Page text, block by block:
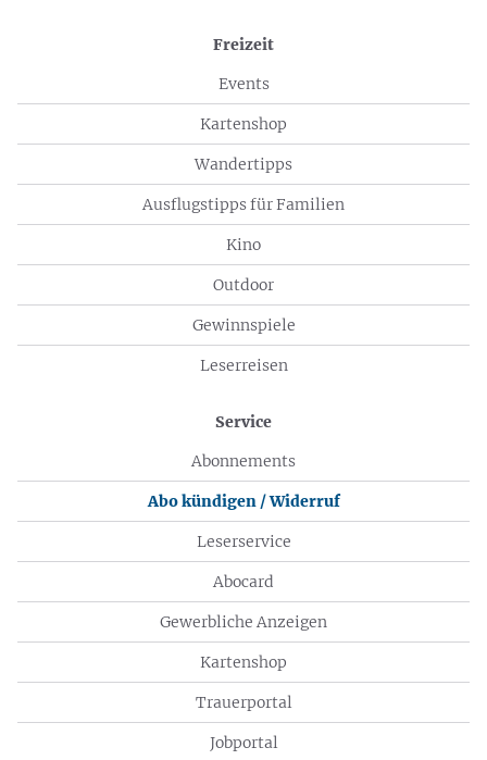
Freizeit
Events
Kartenshop
Wandertipps
Ausflugstipps für Familien
Kino
Outdoor
Gewinnspiele
Leserreisen
Service
Abonnements
Abo kündigen / Widerruf
Leserservice
Abocard
Gewerbliche Anzeigen
Kartenshop
Trauerportal
Jobportal